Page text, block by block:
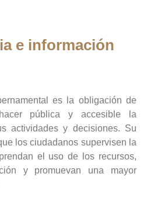
e información
es la obligación de
pública y accesible la
actividades y decisiones. Su
los ciudadanos supervisen la
el uso de los recursos,
y promuevan una mayor